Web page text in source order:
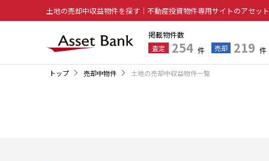
土地の売却中収益物件を探す｜不動産投資物件専用サイトのアセッ
掲載物件数
査定 254 件 売却 219 件
トップ 売却中物件 土地の売却中収益物件一覧